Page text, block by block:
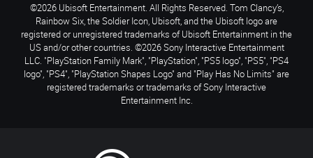
©2026 Ubisoft Entertainment. All Rights Reserved. Tom Clancy’s,
Rainbow Six, the Soldier Icon, Ubisoft, and the Ubisoft logo are
registered or unregistered trademarks of Ubisoft Entertainment in the
US and/or other countries. ©2026 Sony Interactive Entertainment
LLC. "PlayStation Family Mark", "PlayStation", "PS5 logo", "PS5", "PS4
logo", "PS4", "PlayStation Shapes Logo" and "Play Has No Limits" are
registered trademarks or trademarks of Sony Interactive
Entertainment Inc.